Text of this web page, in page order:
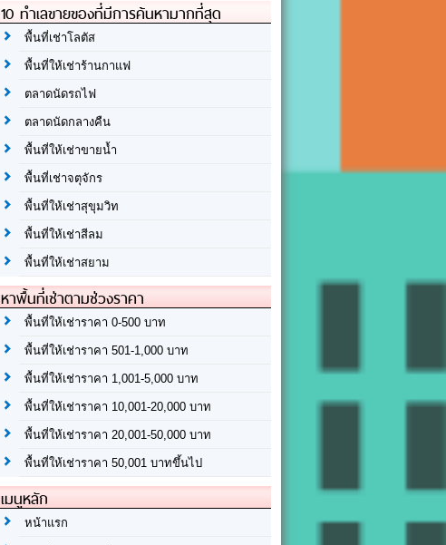
10 ทำเลขายของที่มีการค้นหามากที่สุด
พื้นที่เช่าโลตัส
พื้นที่ให้เช่าร้านกาแฟ
ตลาดนัดรถไฟ
ตลาดนัดกลางคืน
พื้นที่ให้เช่าขายน้ำ
พื้นที่เช่าจตุจักร
พื้นที่ให้เช่าสุขุมวิท
พื้นที่ให้เช่าสีลม
พื้นที่ให้เช่าสยาม
หาพื้นที่เช่าตามช่วงราคา
พื้นที่ให้เช่าราคา 0-500 บาท
พื้นที่ให้เช่าราคา 501-1,000 บาท
พื้นที่ให้เช่าราคา 1,001-5,000 บาท
พื้นที่ให้เช่าราคา 10,001-20,000 บาท
พื้นที่ให้เช่าราคา 20,001-50,000 บาท
พื้นที่ให้เช่าราคา 50,001 บาทขึ้นไป
เมนูหลัก
หน้าแรก